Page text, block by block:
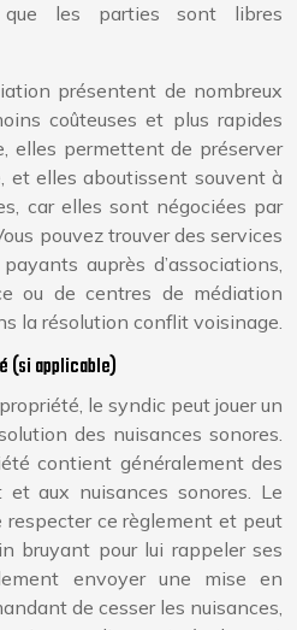
que les parties sont libres
présentent de nombreux
coûteuses et plus rapides
elles permettent de préserver
et elles aboutissent souvent à
car elles sont négociées par
pouvez trouver des services
auprès d’associations,
ou de centres de médiation
la résolution conflit voisinage.
(si applicable)
le syndic peut jouer un
des nuisances sonores.
contient généralement des
aux nuisances sonores. Le
ce règlement et peut
bruyant pour lui rappeler ses
envoyer une mise en
de cesser les nuisances,